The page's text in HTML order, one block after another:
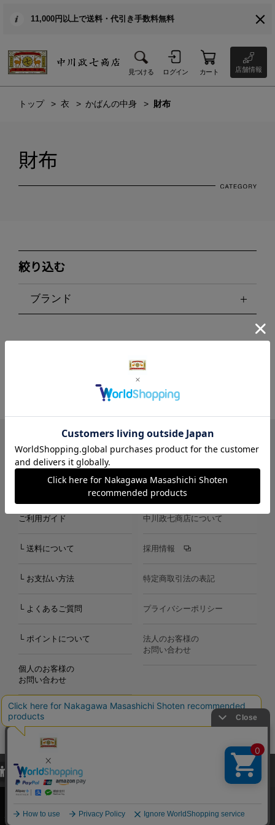
11,000円以上で送料・代引き手数料無料
見つける ログイン カート 店舗情報
トップ 衣 かばんの中身 財布
財布
絞り込む
ブランド
LINE Instagram X Facebook メールマガジン
ご利用ガイド
└ 送料について
└ お支払い方法
└ よくあるご質問
└ ポイントについて
個人のお客様の
お問い合わせ
中川政七商店について
採用情報
特定商取引法の表記
プライバシーポリシー
法人のお客様の
お問い合わせ
Copyright©2000-2026
Nakagawa Masashichi Shoten All Rights Reserved.
当サイトでは、当サイト内における閲覧履歴・属性情報などの取得およ
び利便性向上のためにクッキー（Cookie）を使用いたします。詳細に
関しては「プライバシーポリシー
承諾する